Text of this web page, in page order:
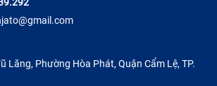
Lăng, Phường Hòa Phát, Quận Cẩm Lệ, TP.